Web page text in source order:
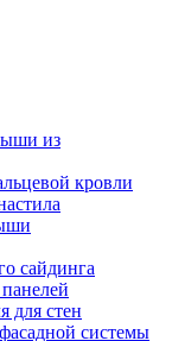
из
кровли
сайдинга
для стен
системы